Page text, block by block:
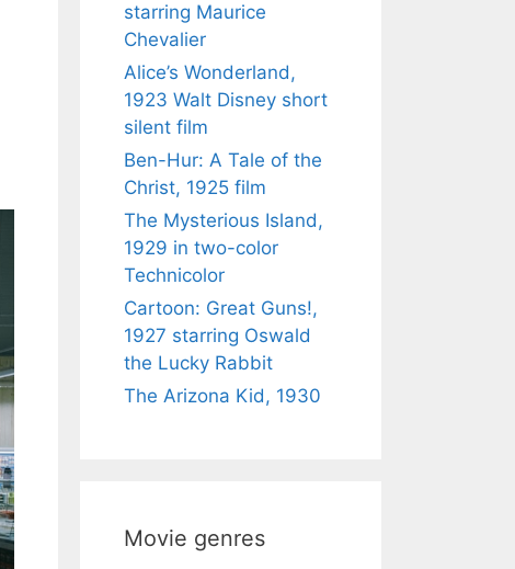
starring Maurice
Chevalier
Alice’s Wonderland,
1923 Walt Disney short
silent film
Ben-Hur: A Tale of the
Christ, 1925 film
The Mysterious Island,
1929 in two-color
Technicolor
Cartoon: Great Guns!,
1927 starring Oswald
the Lucky Rabbit
The Arizona Kid, 1930
Movie genres